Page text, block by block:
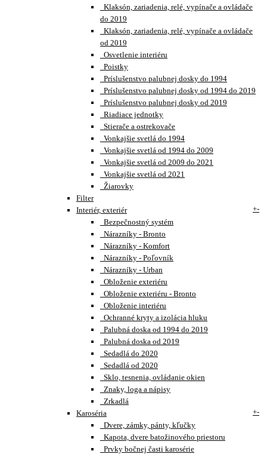
Klaksón, zariadenia, relé, vypínače a ovládače
do 2019
Klaksón, zariadenia, relé, vypínače a ovládače
od 2019
Osvetlenie interiéru
Poistky
Príslušenstvo palubnej dosky do 1994
Príslušenstvo palubnej dosky od 1994 do 2019
Príslušenstvo palubnej dosky od 2019
Riadiace jednotky
Stierače a ostrekovače
Vonkajšie svetlá do 1994
Vonkajšie svetlá od 1994 do 2009
Vonkajšie svetlá od 2009 do 2021
Vonkajšie svetlá od 2021
Žiarovky
Filter
Interiér, exteriér
+-
Bezpečnostný systém
Nárazníky - Bronto
Nárazníky - Komfort
Nárazníky - Poľovník
Nárazníky - Urban
Obloženie exteriéru
Obloženie exteriéru - Bronto
Obloženie interiéru
Ochranné kryty a izolácia hluku
Palubná doska od 1994 do 2019
Palubná doska od 2019
Sedadlá do 2020
Sedadlá od 2020
Sklo, tesnenia, ovládanie okien
Znaky, loga a nápisy
Zrkadlá
Karoséria
+-
Dvere, zámky, pánty, kľučky
Kapota, dvere batožinového priestoru
Prvky bočnej časti karosérie